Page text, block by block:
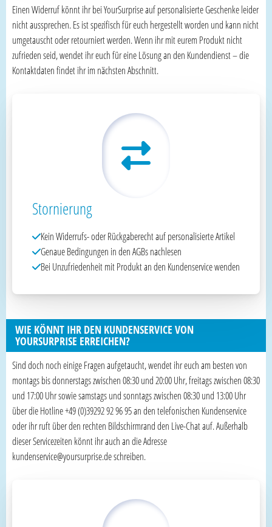
Einen Widerruf könnt ihr bei YourSurprise auf personalisierte Geschenke leider
nicht aussprechen. Es ist spezifisch für euch hergestellt worden und kann nicht
umgetauscht oder retourniert werden. Wenn ihr mit eurem Produkt nicht
zufrieden seid, wendet ihr euch für eine Lösung an den Kundendienst – die
Kontaktdaten findet ihr im nächsten Abschnitt.
Stornierung
Kein Widerrufs- oder Rückgaberecht auf personalisierte Artikel
Genaue Bedingungen in den AGBs nachlesen
Bei Unzufriedenheit mit Produkt an den Kundenservice wenden
WIE KÖNNT IHR DEN KUNDENSERVICE VON
YOURSURPRISE ERREICHEN?
Sind doch noch einige Fragen aufgetaucht, wendet ihr euch am besten von
montags bis donnerstags zwischen 08:30 und 20:00 Uhr, freitags zwischen 08:30
und 17:00 Uhr sowie samstags und sonntags zwischen 08:30 und 13:00 Uhr
über die Hotline +49 (0)39292 92 96 95 an den telefonischen Kundenservice
oder ihr ruft über den rechten Bildschirmrand den Live-Chat auf. Außerhalb
dieser Servicezeiten könnt ihr auch an die Adresse
kundenservice@yoursurprise.de schreiben.